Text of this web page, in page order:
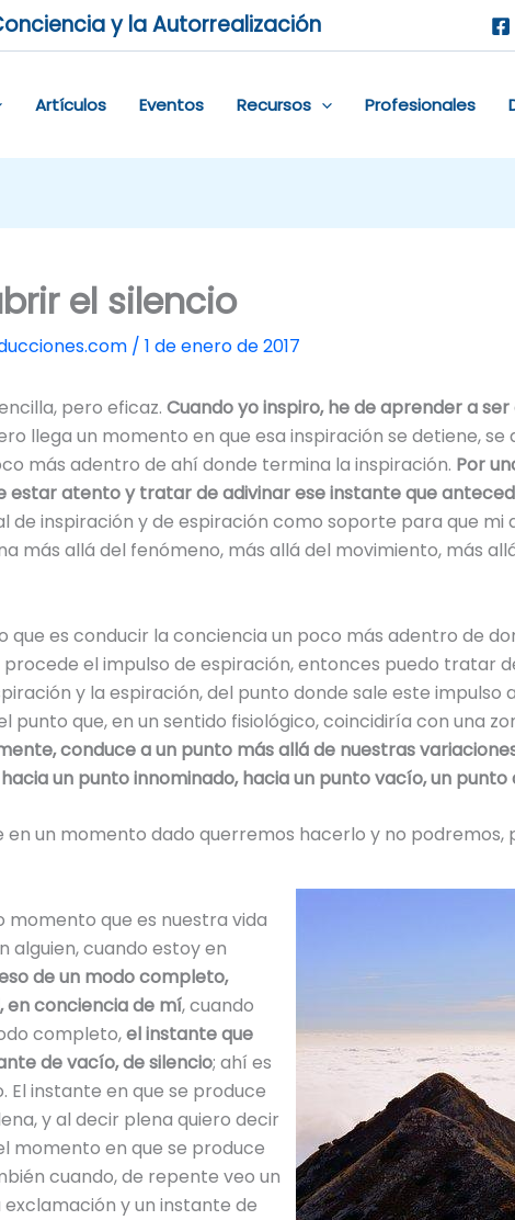
y la Autorrealización
Artículos Eventos Recursos Profesionales
el silencio
/ 1 de enero de 2017
pero eficaz. Cuando yo inspiro, he de aprender a
llega un momento en que esa inspiración se detiene, se
más adentro de ahí donde termina la inspiración. Por
estar atento y tratar de adivinar ese instante que
de inspiración y de espiración como soporte para que mi
más allá del fenómeno, más allá del movimiento, más
que es conducir la conciencia un poco más adentro de
el impulso de espiración, entonces puedo tratar
y la espiración, del punto donde sale este impulso
punto que, en un sentido fisiológico, coincidiría con una
conduce a un punto más allá de nuestras
un punto innominado, hacia un punto vacío, un
en un momento dado querremos hacerlo y no podremos,
momento que es nuestra vida
alguien, cuando estoy en
de un modo completo,
en conciencia de mí, cuando
completo,el instante que
de vacío, de silencio; ahí es
instante en que se produce
y al decir plena quiero decir
momento en que se produce
cuando, de repente veo un
y un instante de